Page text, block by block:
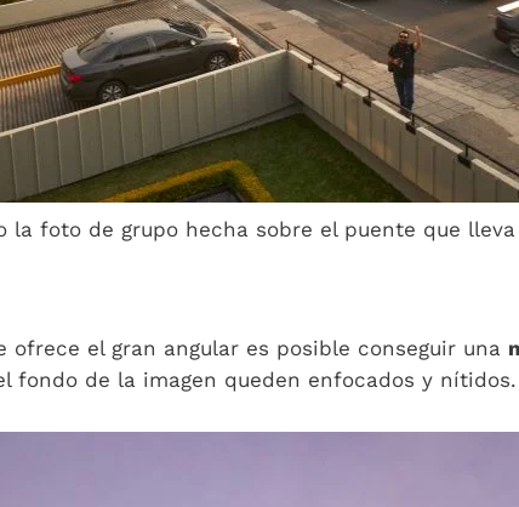
la foto de grupo hecha sobre el puente que
el gran angular es posible conseguir una
fondo de la imagen queden enfocados y nítidos.